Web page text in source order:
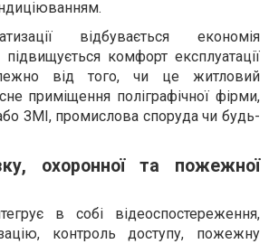
відбувається економія
підвищується комфорт експлуатації
від того, чи це житловий
приміщення поліграфічної фірми,
ЗМІ, промислова споруда чи будь-
охоронної та пожежної
в собі відеоспостереження,
контроль доступу, пожежну